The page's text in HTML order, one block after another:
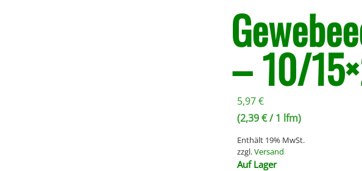
– 10/
5,97€
(2,39€/ 1 lfm)
Enthält 19% MwSt.
zzgl.Versand
Auf Lager